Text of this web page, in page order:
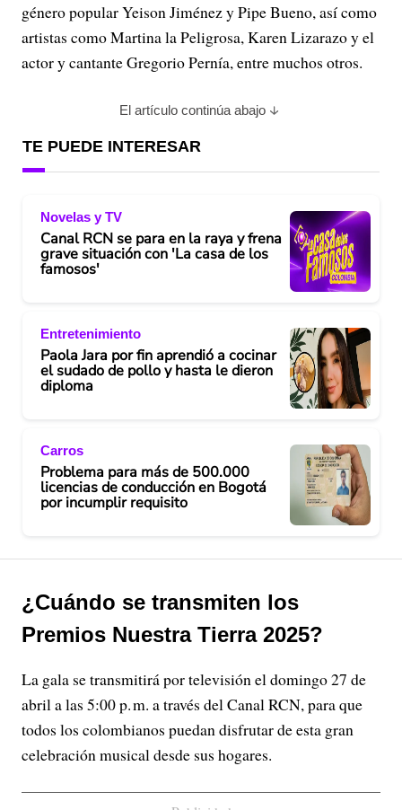
género popular Yeison Jiménez y Pipe Bueno, así como
artistas como Martina la Peligrosa, Karen Lizarazo y el
actor y cantante Gregorio Pernía, entre muchos otros.
El artículo continúa abajo
TE PUEDE INTERESAR
Novelas y TV
Canal RCN se para en la raya y frena
grave situación con 'La casa de los
famosos'
Entretenimiento
Paola Jara por fin aprendió a cocinar
el sudado de pollo y hasta le dieron
diploma
Carros
Problema para más de 500.000
licencias de conducción en Bogotá
por incumplir requisito
¿Cuándo se transmiten los
Premios Nuestra Tierra 2025?
La gala se transmitirá por televisión el domingo 27 de
abril a las 5:00 p. m. a través del Canal RCN, para que
todos los colombianos puedan disfrutar de esta gran
celebración musical desde sus hogares.